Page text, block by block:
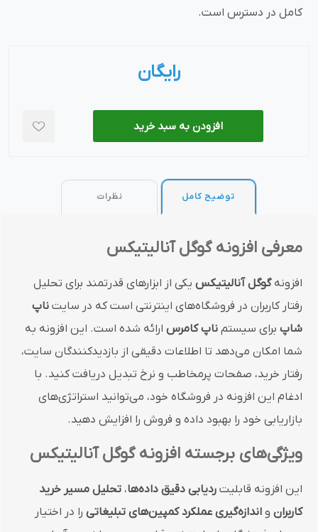
کامل در دسترس است.
رایگان
افزودن به سبد خرید
توضیح کامل نظرات
معرفی افزونه گوگل آنالیتیکس
افزونهگوگل آنالیتیکس یکی از ابزارهای قدرتمند برای تحلیل
رفتار کاربران در فروشگاه‌های اینترنتی است که در سایت ناپ
شاپ برای سیستم ناپ کامرس ارائه شده است. این افزونه به
شما امکان می‌دهد تا اطلاعات دقیقی از بازدیدکنندگان سایت،
رفتار خرید، صفحات پرمخاطب و نرخ تبدیل دریافت کنید. با
ادغام این افزونه در فروشگاه خود، می‌توانید استراتژی‌های
بازاریابی خود را بهبود داده و فروش را افزایش دهید.
ویژگی‌های برجسته افزونه گوگل آنالیتیکس
این افزونه قابلیت ردیابی دقیق داده‌ها، تحلیل مسیر خرید
کاربران و اندازه‌گیری عملکرد کمپین‌های تبلیغاتی را در اختیار